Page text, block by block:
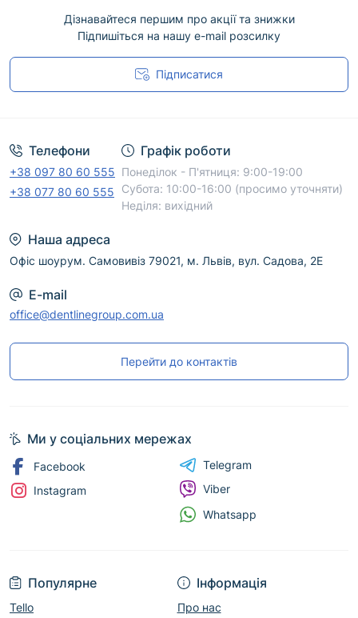
Дізнавайтеся першим про акції та знижки
Підпишіться на нашу e-mail розсилку
Підписатися
Телефони
+38 097 80 60 555
+38 077 80 60 555
Графік роботи
Понеділок - П'ятниця: 9:00-19:00
Субота: 10:00-16:00 (просимо уточняти)
Неділя: вихідний
Наша адреса
Офіс шоурум. Самовивіз 79021, м. Львів, вул. Садова, 2Е
E-mail
office@dentlinegroup.com.ua
Перейти до контактів
Популярне
Tello
Інформація
Про нас
Ми у соціальних мережах
Facebook
Instagram
Telegram
Viber
Whatsapp